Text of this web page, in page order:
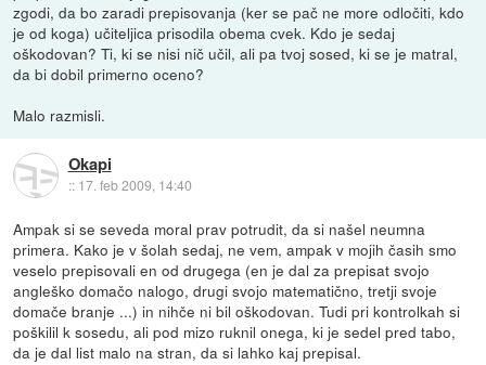
zgodi, da bo zaradi prepisovanja (ker se pač ne more odločiti, kdo
je od koga) učiteljica prisodila obema cvek. Kdo je sedaj
oškodovan? Ti, ki se nisi nič učil, ali pa tvoj sosed, ki se je matral,
da bi dobil primerno oceno?
Malo razmisli.
Okapi
:: 17. feb 2009, 14:40
Ampak si se seveda moral prav potrudit, da si našel neumna
primera. Kako je v šolah sedaj, ne vem, ampak v mojih časih smo
veselo prepisovali en od drugega (en je dal za prepisat svojo
angleško domačo nalogo, drugi svojo matematično, tretji svoje
domače branje ...) in nihče ni bil oškodovan. Tudi pri kontrolkah si
poškilil k sosedu, ali pod mizo ruknil onega, ki je sedel pred tabo,
da je dal list malo na stran, da si lahko kaj prepisal.